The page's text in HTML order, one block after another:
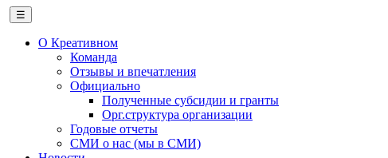
☰
О Креативном
Команда
Отзывы и впечатления
Официально
Полученные субсидии и гранты
Орг.структура организации
Годовые отчеты
СМИ о нас (мы в СМИ)